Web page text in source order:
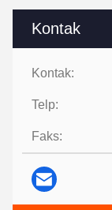
Kontak
Kontak:
Telp:
Faks: